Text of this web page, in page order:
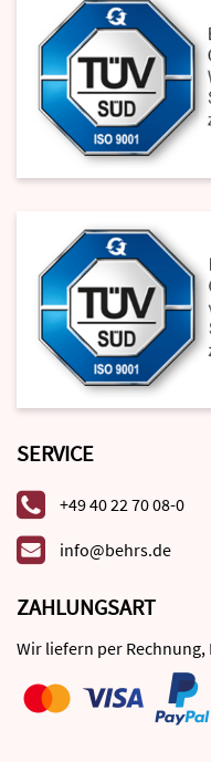
SERVICE
+49 40 22 70 08-0
info@behrs.de
ZAHLUNGSART
Wir liefern per